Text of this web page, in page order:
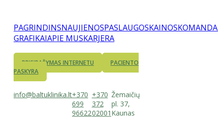
PAGRINDINSNAUJIENOSPASLAUGOSKAINOSKOMANDA
GRAFIKAIAPIE MUSKARJERA
PRISIRAŠYMAS INTERNETU
PACIENTO
PASKYRA
info@baltuklinika.lt+370
699
96622
+370
372
02001
Žemaičių
pl. 37,
Kaunas